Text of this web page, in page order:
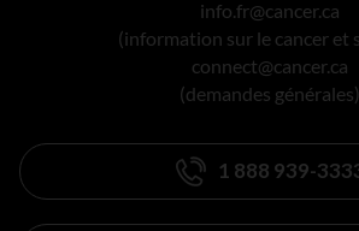
info.fr@cancer.ca
(information sur le cancer et
connect@cancer.ca
(demandes générales)
1 888 939-